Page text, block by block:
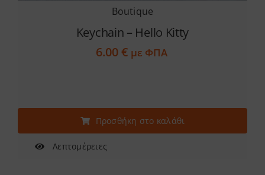
Boutique
Keychain – Hello Kitty
6.00€ με ΦΠΑ
Προσθήκη στο καλάθι
Λεπτομέρειες